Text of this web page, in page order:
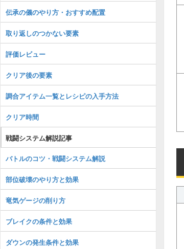
伝承の儀のやり方・おすすめ配置
取り返しのつかない要素
評価レビュー
クリア後の要素
調合アイテム一覧とレシピの入手方法
クリア時間
戦闘システム解説記事
バトルのコツ・戦闘システム解説
部位破壊のやり方と効果
竜気ゲージの削り方
ブレイクの条件と効果
ダウンの発生条件と効果